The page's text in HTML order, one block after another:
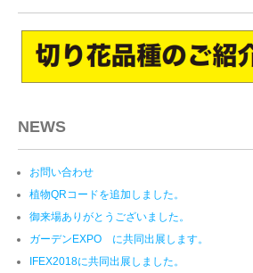
NEWS
お問い合わせ
植物QRコードを追加しました。
御来場ありがとうございました。
ガーデンEXPO に共同出展します。
IFEX2018に共同出展しました。